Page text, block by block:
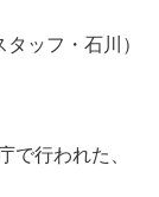
タッフ・石川）
行われた、